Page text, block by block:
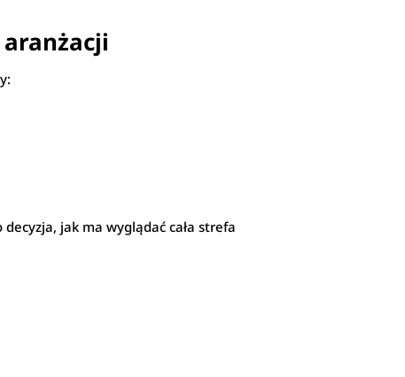
jak ma wyglądać cała strefa